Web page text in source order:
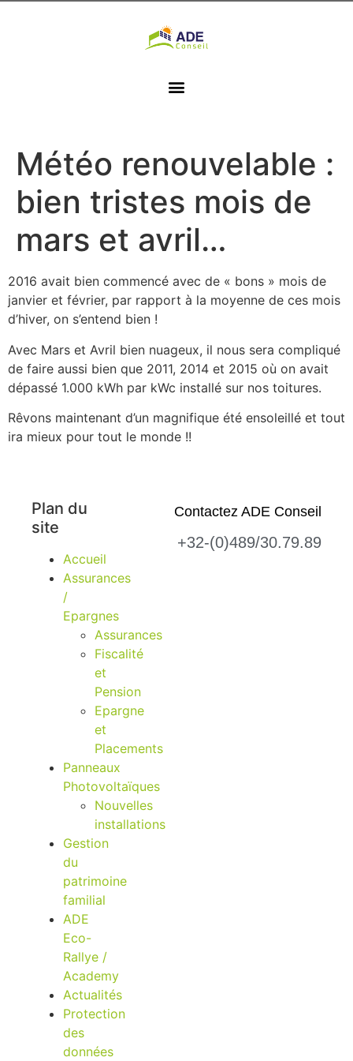
Météo renouvelable :
bien tristes mois de
mars et avril…
2016 avait bien commencé avec de « bons » mois de
janvier et février, par rapport à la moyenne de ces mois
d’hiver, on s’entend bien !
Avec Mars et Avril bien nuageux, il nous sera compliqué
de faire aussi bien que 2011, 2014 et 2015 où on avait
dépassé 1.000 kWh par kWc installé sur nos toitures.
Rêvons maintenant d’un magnifique été ensoleillé et tout
ira mieux pour tout le monde !!
Plan du
site
Accueil
Assurances
/
Epargnes
Assurances
Fiscalité
et
Pension
Epargne
et
Placements
Panneaux
Photovoltaïques
Nouvelles
installations
Gestion
du
patrimoine
familial
ADE
Eco-
Rallye /
Academy
Actualités
Protection
des
données
Contactez ADE Conseil
+32-(0)489/30.79.89